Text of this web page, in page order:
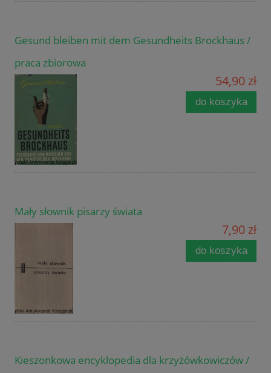
Gesund bleiben mit dem Gesundheits Brockhaus /
praca zbiorowa
54,90 zł
do koszyka
Mały słownik pisarzy świata
7,90 zł
do koszyka
Kieszonkowa encyklopedia dla krzyżówkowiczów /